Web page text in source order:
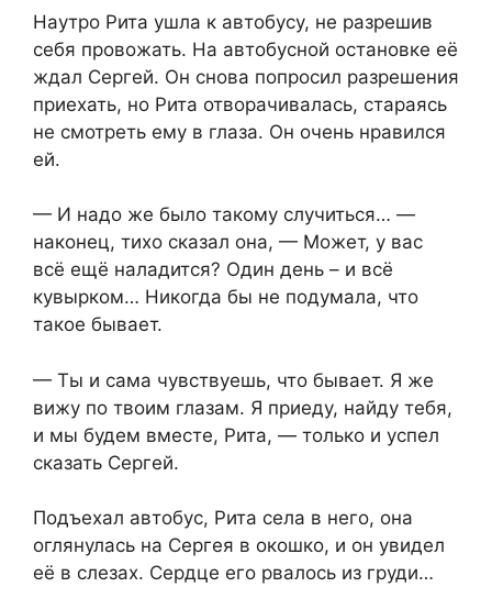
Наутро Рита ушла к автобусу, не разрешив
себя провожать. На автобусной остановке её
ждал Сергей. Он снова попросил разрешения
приехать, но Рита отворачивалась, стараясь
не смотреть ему в глаза. Он очень нравился
ей.
— И надо же было такому случиться… —
наконец, тихо сказал она, — Может, у вас
всё ещё наладится? Один день – и всё
кувырком… Никогда бы не подумала, что
такое бывает.
— Ты и сама чувствуешь, что бывает. Я же
вижу по твоим глазам. Я приеду, найду тебя,
и мы будем вместе, Рита, — только и успел
сказать Сергей.
Подъехал автобус, Рита села в него, она
оглянулась на Сергея в окошко, и он увидел
её в слезах. Сердце его рвалось из груди…